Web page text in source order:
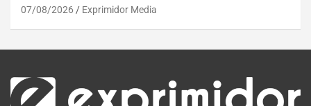
07/08/2026 Exprimidor Media